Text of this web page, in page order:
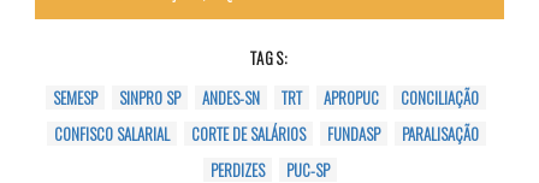
TAGS:
SEMESP
SINPRO SP ANDES-SN TRT APROPUC
CONCILIAÇÃO
CONFISCO SALARIAL
CORTE DE SALÁRIOS FUNDASP
PARALISAÇÃO
PERDIZES
PUC-SP